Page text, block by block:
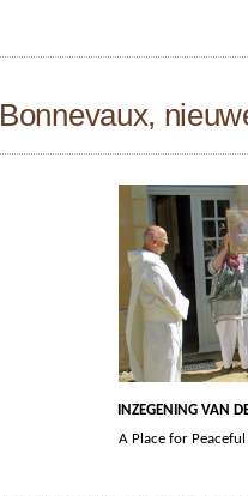
Bonnevaux,
INZEGENING VAN
A Place for